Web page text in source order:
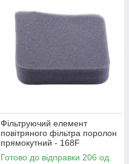
Фільтруючий елемент
повітряного фільтра поролон
прямокутний - 168F
Готово до відправки 206 од.